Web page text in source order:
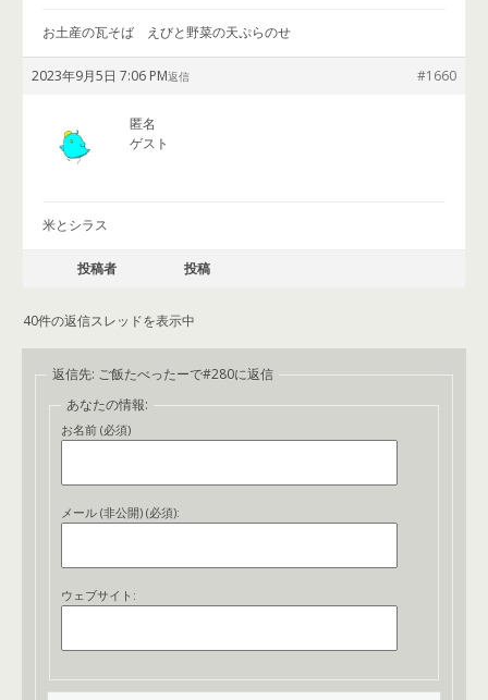
お土産の瓦そば えびと野菜の天ぷらのせ
2023年9月5日 7:06 PM #1660
返信
匿名
ゲスト
米とシラス
投稿者 投稿
40件の返信スレッドを表示中
返信先: ご飯たべったーで#280に返信
あなたの情報:
お名前 (必須)
メール (非公開) (必須):
ウェブサイト: